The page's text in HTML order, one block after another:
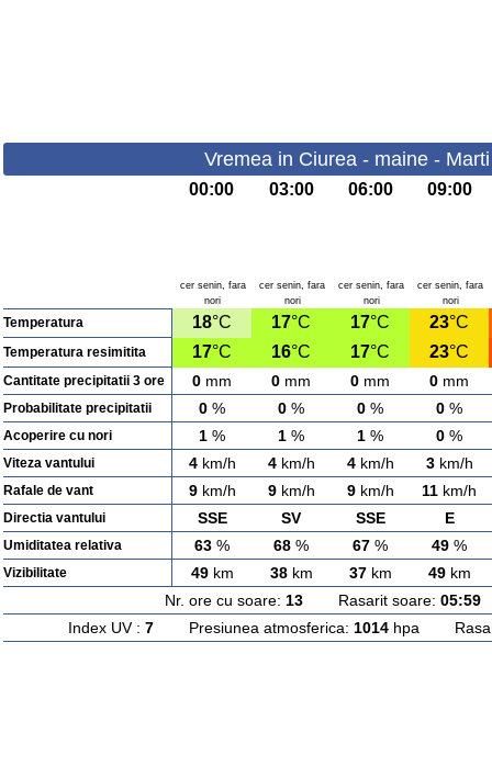
Vremea in Ciurea - maine -
00:00 03:00 06:00 09:00
cer senin, fara
nori
cer senin, fara
nori
cer senin, fara
nori
cer senin, fara
nori
Temperatura 18°C 17°C 17°C 23°C
Temperatura resimitita 17°C 16°C 17°C 23°C
Cantitate precipitatii 3 ore 0 mm 0 mm 0 mm 0 mm
Probabilitate precipitatii 0 % 0 % 0 % 0 %
Acoperire cu nori 1 % 1 % 1 % 0 %
Viteza vantului 4km/h 4km/h 4km/h 3km/h
Rafale de vant 9km/h 9km/h 9km/h 11 km/h
Directia vantului SSE SV SSE E
Umiditatea relativa 63 % 68 % 67 % 49 %
Vizibilitate 49km 38km 37km 49km
Nr. ore cu soare: 13Rasarit soare: 05:59
Index UV : 7Presiunea atmosferica: 1014hpa